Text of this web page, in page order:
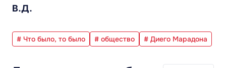
В.Д.
# Что было, то было # общество # Диего Марадона